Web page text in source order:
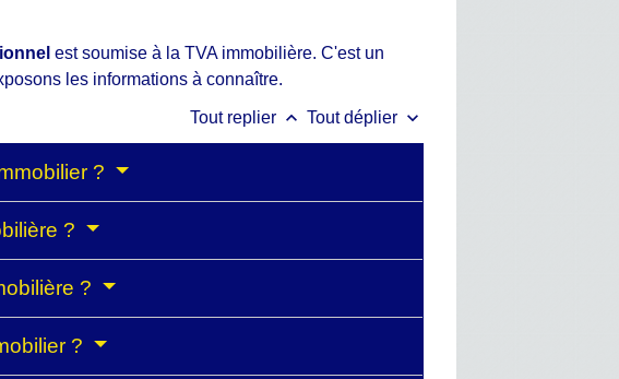
est soumise à la TVA immobilière. C'est un
les informations à connaître.
Tout replier keyboard_arrow_up Tout déplier keyboard_arrow_down
?
?
?
?